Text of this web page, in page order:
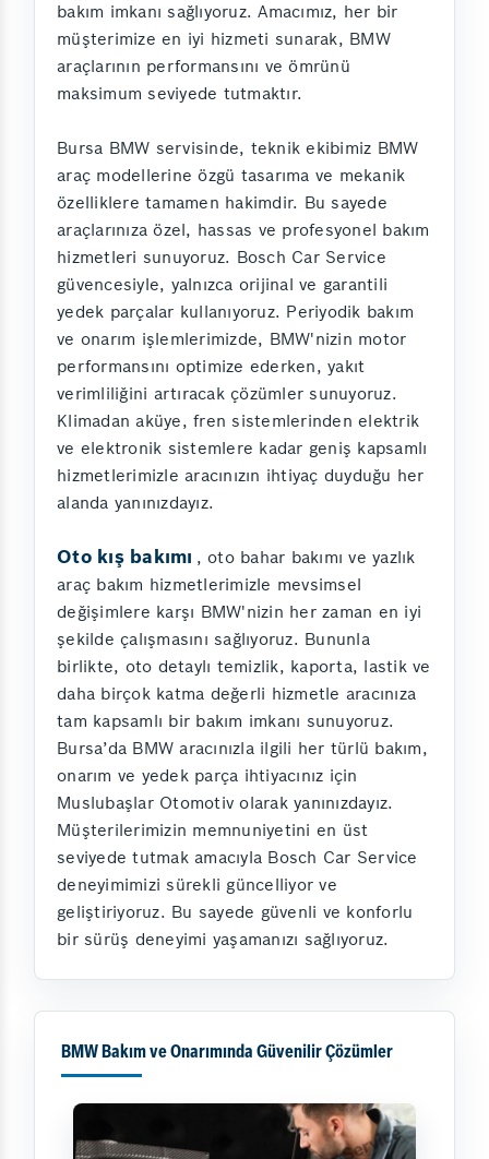
bakım imkanı sağlıyoruz. Amacımız, her bir
müşterimize en iyi hizmeti sunarak, BMW
araçlarının performansını ve ömrünü
maksimum seviyede tutmaktır.
Bursa BMW servisinde, teknik ekibimiz BMW
araç modellerine özgü tasarıma ve mekanik
özelliklere tamamen hakimdir. Bu sayede
araçlarınıza özel, hassas ve profesyonel bakım
hizmetleri sunuyoruz. Bosch Car Service
güvencesiyle, yalnızca orijinal ve garantili
yedek parçalar kullanıyoruz. Periyodik bakım
ve onarım işlemlerimizde, BMW'nizin motor
performansını optimize ederken, yakıt
verimliliğini artıracak çözümler sunuyoruz.
Klimadan aküye, fren sistemlerinden elektrik
ve elektronik sistemlere kadar geniş kapsamlı
hizmetlerimizle aracınızın ihtiyaç duyduğu her
alanda yanınızdayız.
Oto kış bakımı , oto bahar bakımı ve yazlık
araç bakım hizmetlerimizle mevsimsel
değişimlere karşı BMW'nizin her zaman en iyi
şekilde çalışmasını sağlıyoruz. Bununla
birlikte, oto detaylı temizlik, kaporta, lastik ve
daha birçok katma değerli hizmetle aracınıza
tam kapsamlı bir bakım imkanı sunuyoruz.
Bursa’da BMW aracınızla ilgili her türlü bakım,
onarım ve yedek parça ihtiyacınız için
Muslubaşlar Otomotiv olarak yanınızdayız.
Müşterilerimizin memnuniyetini en üst
seviyede tutmak amacıyla Bosch Car Service
deneyimimizi sürekli güncelliyor ve
geliştiriyoruz. Bu sayede güvenli ve konforlu
bir sürüş deneyimi yaşamanızı sağlıyoruz.
BMW Bakım ve Onarımında Güvenilir Çözümler